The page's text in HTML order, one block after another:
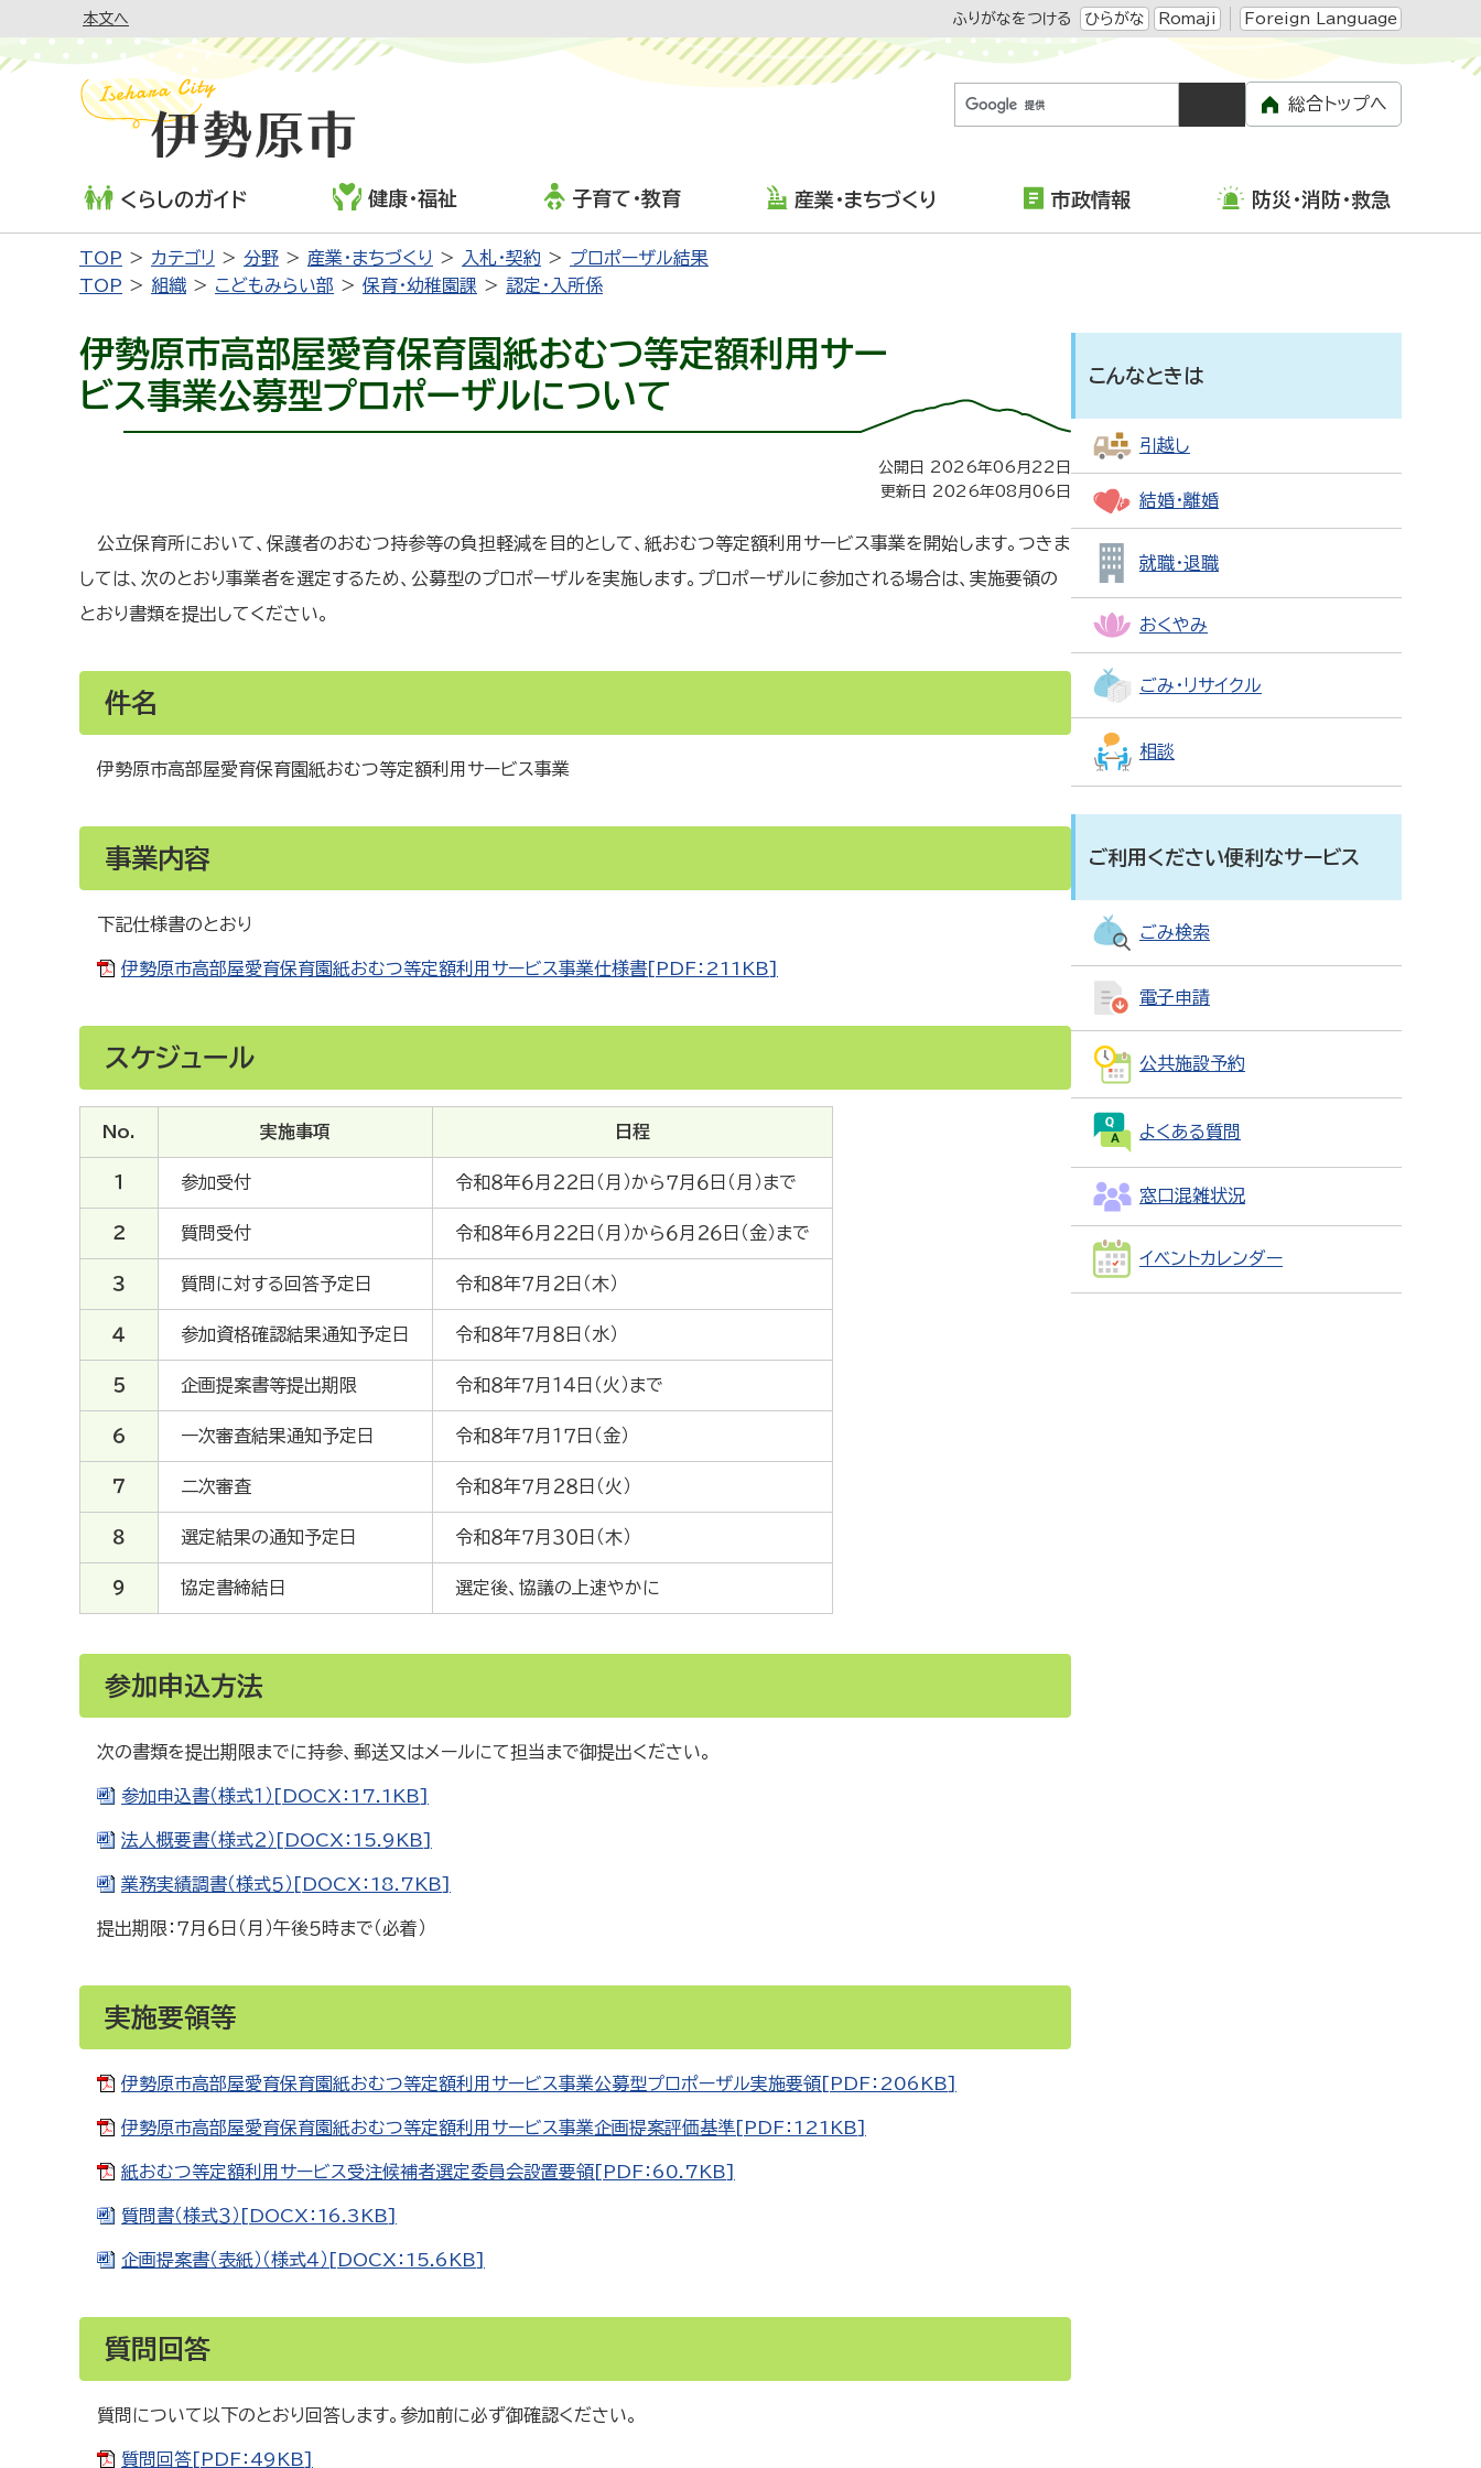
本文へ ふりがなをつける ひらがな Romaji Foreign Language
総合トップへ
くらしのガイド 健康・福祉 子育て・教育 産業・まちづくり 市政情報 防災・消防・救急
TOP カテゴリ 分野 産業・まちづくり 入札・契約
プロポーザル結果
TOP
組織 こどもみらい部 保育・幼稚園課 認定・入所係
伊勢原市高部屋愛育保育園紙おむつ等定額利用サー
ビス事業公募型プロポーザルについて
公開日 2026年06月22日
更新日 2026年08月06日
公立保育所において、保護者のおむつ持参等の負担軽減を目的として、紙おむつ等定額利用サービス事業を開始します。つきま
しては、次のとおり事業者を選定するため、公募型のプロポーザルを実施します。プロポーザルに参加される場合は、実施要領の
とおり書類を提出してください。
件名
伊勢原市高部屋愛育保育園紙おむつ等定額利用サービス事業
事業内容
下記仕様書のとおり
伊勢原市高部屋愛育保育園紙おむつ等定額利用サービス事業仕様書[PDF：211KB]
スケジュール
No. 実施事項 日程
１ 参加受付 令和８年６月２２日（月）から７月６日（月）まで
２ 質問受付 令和８年６月２２日（月）から６月２６日（金）まで
３ 質問に対する回答予定日 令和８年７月２日（木）
４ 参加資格確認結果通知予定日 令和８年７月８日（水）
５ 企画提案書等提出期限 令和８年７月１４日（火）まで
６ 一次審査結果通知予定日 令和８年７月１７日（金）
７ 二次審査 令和８年７月２８日（火）
８ 選定結果の通知予定日 令和８年７月３０日（木）
９ 協定書締結日 選定後、協議の上速やかに
参加申込方法
次の書類を提出期限までに持参、郵送又はメールにて担当まで御提出ください。
参加申込書（様式１）[DOCX：17.1KB]
法人概要書（様式２）[DOCX：15.9KB]
業務実績調書（様式５）[DOCX：18.7KB]
提出期限：７月６日（月）午後５時まで（必着）
実施要領等
伊勢原市高部屋愛育保育園紙おむつ等定額利用サービス事業公募型プロポーザル実施要領[PDF：206KB]
伊勢原市高部屋愛育保育園紙おむつ等定額利用サービス事業企画提案評価基準[PDF：121KB]
紙おむつ等定額利用サービス受注候補者選定委員会設置要領[PDF：60.7KB]
質問書（様式３）[DOCX：16.3KB]
企画提案書（表紙）（様式４）[DOCX：15.6KB]
質問回答
質問について以下のとおり回答します。参加前に必ず御確認ください。
質問回答[PDF：49KB]
こんなときは
引越し
結婚・離婚
就職・退職
おくやみ
ごみ・リサイクル
相談
ご利用ください便利なサービス
ごみ検索
電子申請
公共施設予約
よくある質問
窓口混雑状況
イベントカレンダー